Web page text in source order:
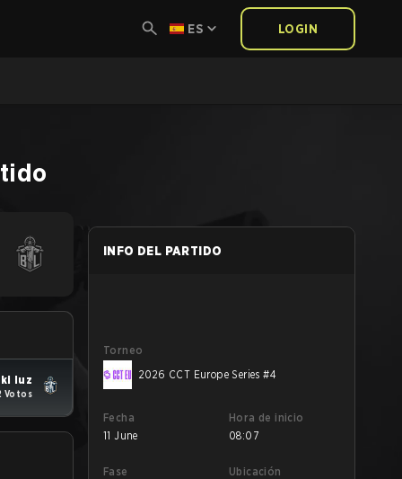
ES LOGIN
luz
Votos
INFO DEL PARTIDO
Torneo
2026 CCT Europe Series #4
Fecha
11 June
Hora de inicio
08:07
Fase
Ubicación